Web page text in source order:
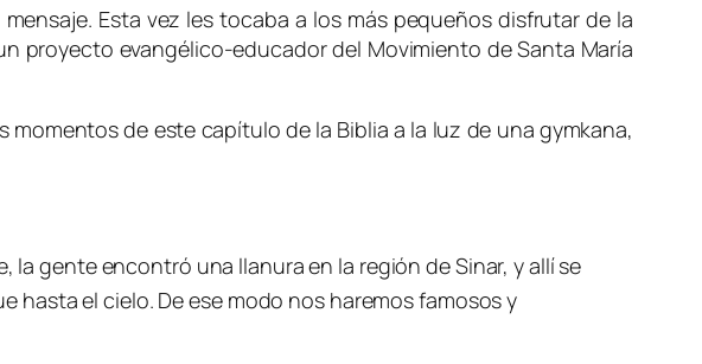
Esta vez les tocaba a los más pequeños disfrutar de la
proyecto evangélico-educador del Movimiento de Santa María
de este capítulo de la Biblia a la luz de una gymkana,
la gente encontró una llanura en la región de Sinar, y allí se
el cielo. De ese modo nos haremos famosos y